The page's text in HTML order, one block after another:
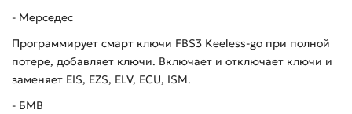
- Мерседес
Программирует смарт ключи FBS3 Keeless-go при полной
потере, добавляет ключи. Включает и отключает ключи и
заменяет EIS, EZS, ELV, ECU, ISM.
- БМВ